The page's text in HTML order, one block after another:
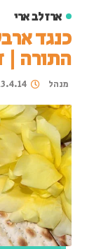
ארז לב ארי
כנגד
התורה |
מנהל